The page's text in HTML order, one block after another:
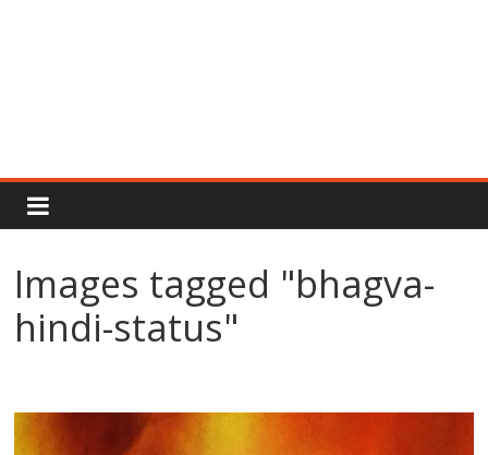
Rajput
Proud
Rajputana
Attitude
Images tagged "bhagva-
hindi-status"